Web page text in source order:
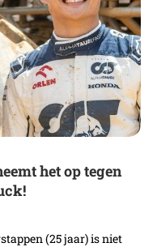
het op tegen
(25 jaar) is niet